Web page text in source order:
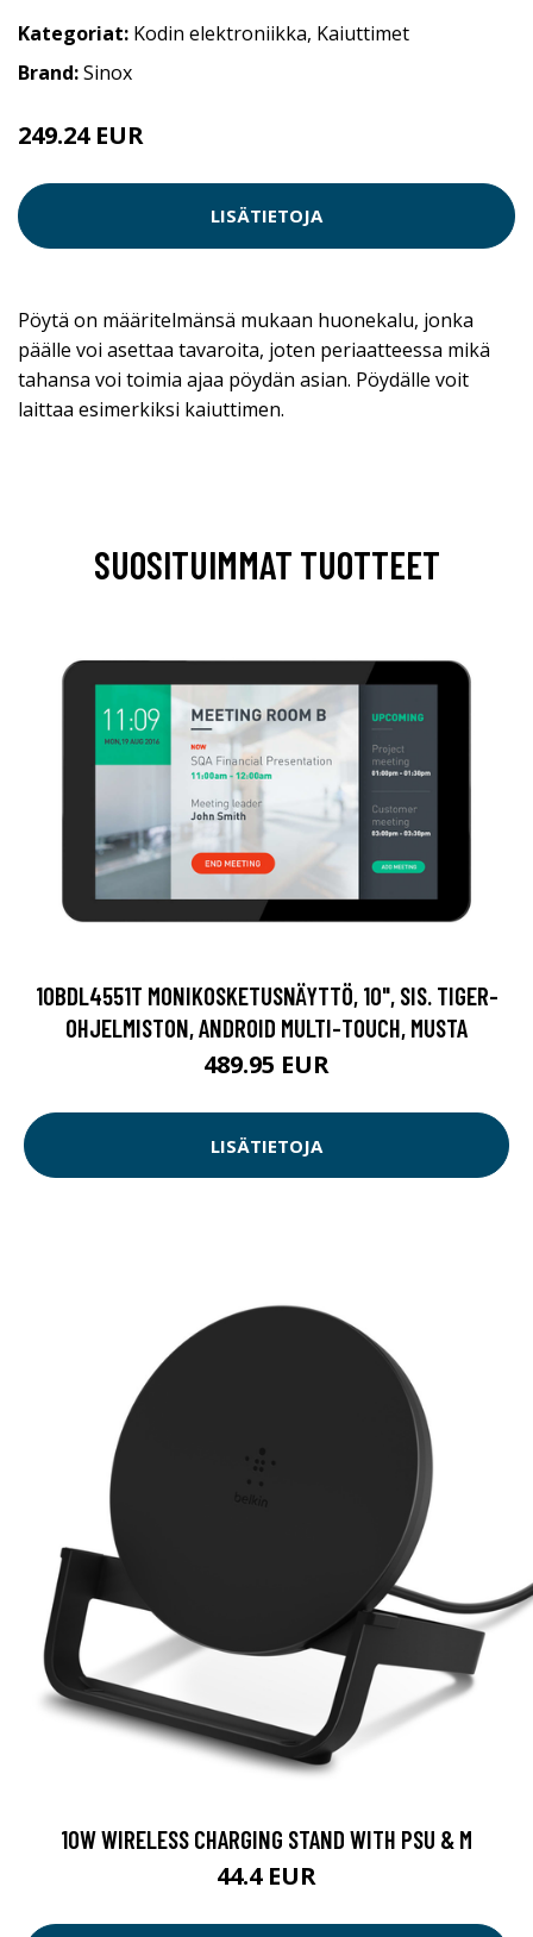
Kategoriat: Kodin elektroniikka, Kaiuttimet
Brand:Sinox
249.24 EUR
LISÄTIETOJA
Pöytä on määritelmänsä mukaan huonekalu, jonka
päälle voi asettaa tavaroita, joten periaatteessa mikä
tahansa voi toimia ajaa pöydän asian. Pöydälle voit
laittaa esimerkiksi kaiuttimen.
SUOSITUIMMAT TUOTTEET
10BDL4551T MONIKOSKETUSNÄYTTÖ, 10", SIS. TIGER-
OHJELMISTON, ANDROID MULTI-TOUCH, MUSTA
489.95 EUR
LISÄTIETOJA
10W WIRELESS CHARGING STAND WITH PSU & M
44.4 EUR